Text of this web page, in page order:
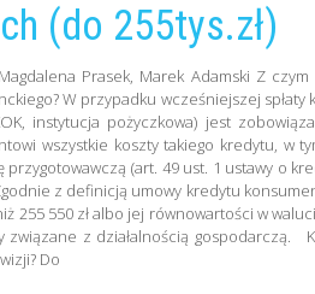
(do 255tys.zł)
Prasek, Marek Adamski Z
W przypadku wcześniejszej
instytucja pożyczkowa) jest
wszystkie koszty takiego kredytu, w
przygotowawczą (art. 49 ust. 1 ustawy o
z definicją umowy kredytu
255 550 zł albo jej równowartości w
związane z działalnością gospodarczą.
Do